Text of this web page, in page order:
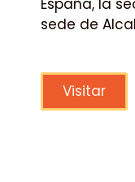
España, la
sede de
Visitar